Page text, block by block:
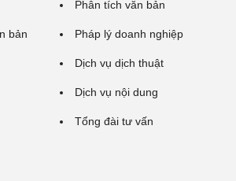
bản
Phân tích văn bản
Pháp lý doanh nghiệp
Dịch vụ dịch thuật
Dịch vụ nội dung
Tổng đài tư vấn